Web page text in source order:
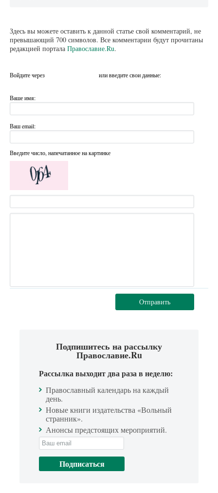
Здесь вы можете оставить к данной статье свой комментарий, не
превышающий 700 символов. Все комментарии будут прочитаны
редакцией портала Православие.Ru.
Войдите через или введите свои данные:
Ваше имя:
Ваш email:
Введите число, напечатанное на картинке
Отправить
Подпишитесь на рассылку
Православие.Ru
Рассылка выходит два раза в неделю:
Православный календарь на каждый
день.
Новые книги издательства «Вольный
странник».
Анонсы предстоящих мероприятий.